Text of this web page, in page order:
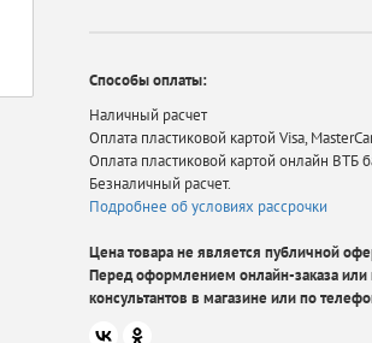
Способы оплаты:
Наличный расчет
Оплата пластиковой картой Visa,
Оплата пластиковой картой онлайн ВТБ
Безналичный расчет.
Подробнее об условиях рассрочки
Цена товара не является публичной
Перед оформлением онлайн-заказа
консультантов в магазине или по